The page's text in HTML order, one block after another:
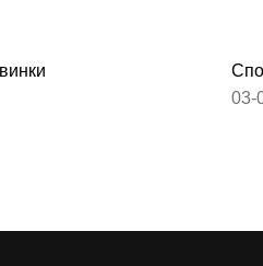
03-